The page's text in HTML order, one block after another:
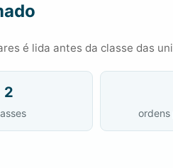
é lida antes da classe das
2
ordens